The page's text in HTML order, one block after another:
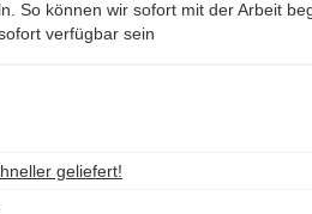
So können wir sofort mit der Arbeit
verfügbar sein
geliefert!